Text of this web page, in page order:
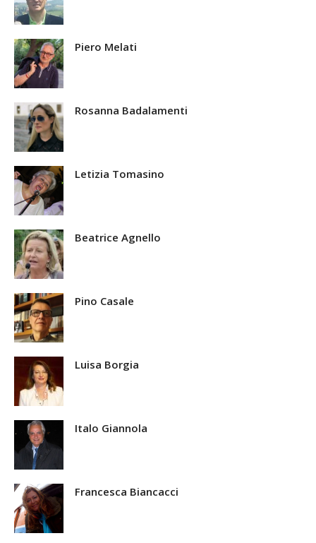
Piero Melati
Rosanna Badalamenti
Letizia Tomasino
Beatrice Agnello
Pino Casale
Luisa Borgia
Italo Giannola
Francesca Biancacci